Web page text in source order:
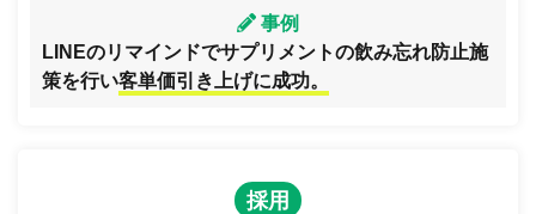
事例
LINEのリマインドでサプリメントの飲み忘れ防止施
策を行い客単価引き上げに成功。
採用